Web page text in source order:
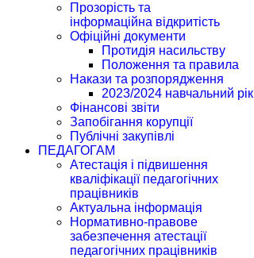
Прозорість та
інформаційна відкритість
Офіційні документи
Протидія насильству
Положення та правила
Накази та розпорядження
2023/2024 навчальний рік
Фінансові звіти
Запобігання корупції
Публічні закупівлі
ПЕДАГОГАМ
Атестація і підвишення
кваліфікації педагогічних
працівників
Актуальна інформація
Нормативно-правове
забезпечення атестації
педагогічних працівників